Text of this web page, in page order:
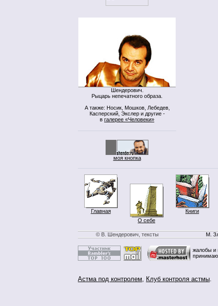
Шендерович.
Рыцарь непечатного образа.
А также: Носик, Мошков, Лебедев,
Касперский, Экслер и другие -
в галерее «Человеки»
моя кнопка
Главная
О себе
Книги
© В. Шендерович, тексты М.
жалобы и
Астма под контролем, Клуб контроля астмы.